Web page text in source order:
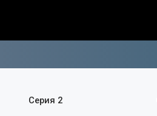
Серия 2